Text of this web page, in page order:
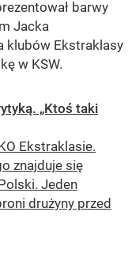
barwy
Jacka
klubów Ekstraklasy
w KSW.
„Ktoś taki
Ekstraklasie.
znajduje się
Jeden
drużyny przed